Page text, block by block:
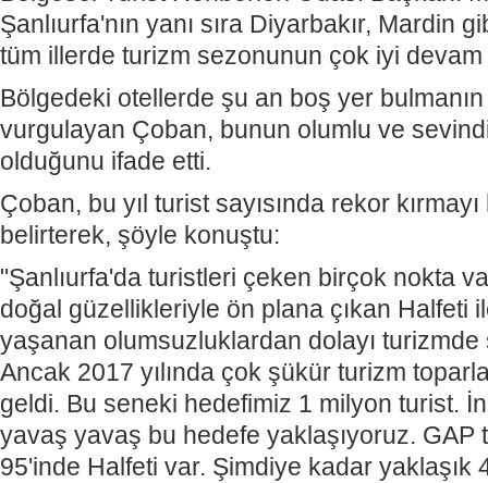
Şanlıurfa'nın yanı sıra Diyarbakır, Mardin
tüm illerde turizm sezonunun çok iyi devam
Bölgedeki otellerde şu an boş yer bulmanın
vurgulayan Çoban, bunun olumlu ve
olduğunu ifade etti.
Çoban, bu yıl turist sayısında rekor
belirterek, şöyle konuştu:
"Şanlıurfa'da turistleri çeken birçok nokta
doğal güzellikleriyle ön plana çıkan Halfeti
yaşanan olumsuzluklardan dolayı turizmde
Ancak 2017 yılında çok şükür turizm
geldi. Bu seneki hedefimiz 1 milyon turist.
yavaş yavaş bu hedefe yaklaşıyoruz. GAP
95'inde Halfeti var. Şimdiye kadar yaklaşık